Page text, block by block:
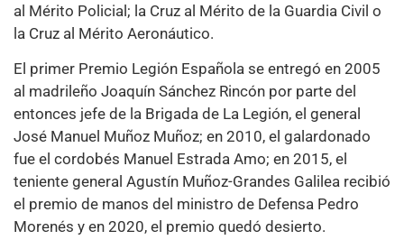
al Mérito Policial; la Cruz al Mérito de la Guardia Civil o
la Cruz al Mérito Aeronáutico.
El primer Premio Legión Española se entregó en 2005
al madrileño Joaquín Sánchez Rincón por parte del
entonces jefe de la Brigada de La Legión, el general
José Manuel Muñoz Muñoz; en 2010, el galardonado
fue el cordobés Manuel Estrada Amo; en 2015, el
teniente general Agustín Muñoz-Grandes Galilea recibió
el premio de manos del ministro de Defensa Pedro
Morenés y en 2020, el premio quedó desierto.